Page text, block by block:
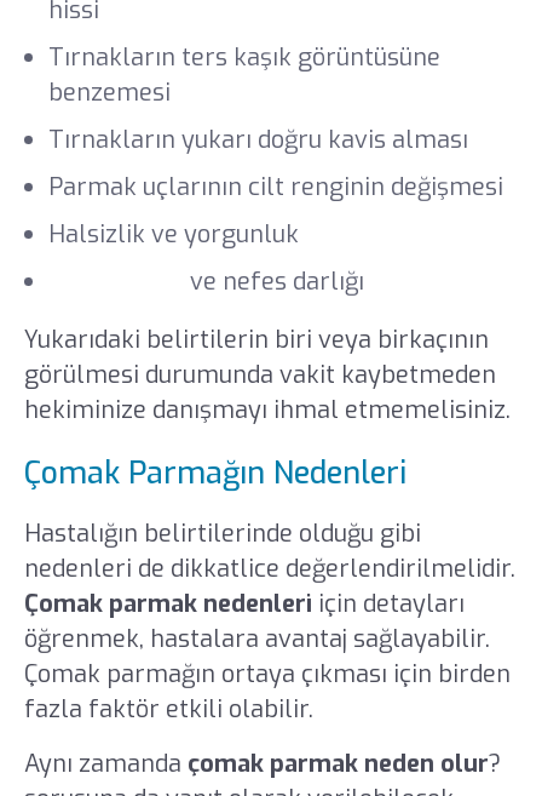
hissi
Tırnakların ters kaşık görüntüsüne
benzemesi
Tırnakların yukarı doğru kavis alması
Parmak uçlarının cilt renginin değişmesi
Halsizlik ve yorgunluk
ve nefes darlığı
Yukarıdaki belirtilerin biri veya birkaçının
görülmesi durumunda vakit kaybetmeden
hekiminize danışmayı ihmal etmemelisiniz.
Çomak Parmağın Nedenleri
Hastalığın belirtilerinde olduğu gibi
nedenleri de dikkatlice değerlendirilmelidir.
Çomak parmak nedenleri için detayları
öğrenmek, hastalara avantaj sağlayabilir.
Çomak parmağın ortaya çıkması için birden
fazla faktör etkili olabilir.
Aynı zamanda çomak parmak neden olur?